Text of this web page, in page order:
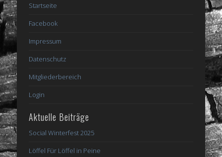
Startseite
Facebook
Impressum
Datenschutz
Mitgliederbereich
Login
Aktuelle Beiträge
Social Winterfest 2025
Löffel Für Löffel in Peine